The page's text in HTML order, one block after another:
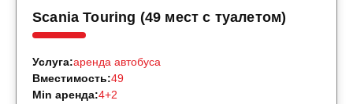
Scania Touring (49 мест с туалетом)
Услуга:аренда автобуса
Вместимость:49
Min аренда:4+2